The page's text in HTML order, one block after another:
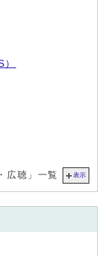
広聴」一覧 表示